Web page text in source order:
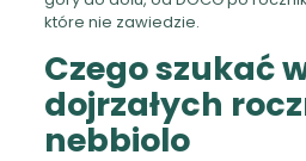
które nie zawiedzie.
Czego szukać
dojrzałych
nebbiolo